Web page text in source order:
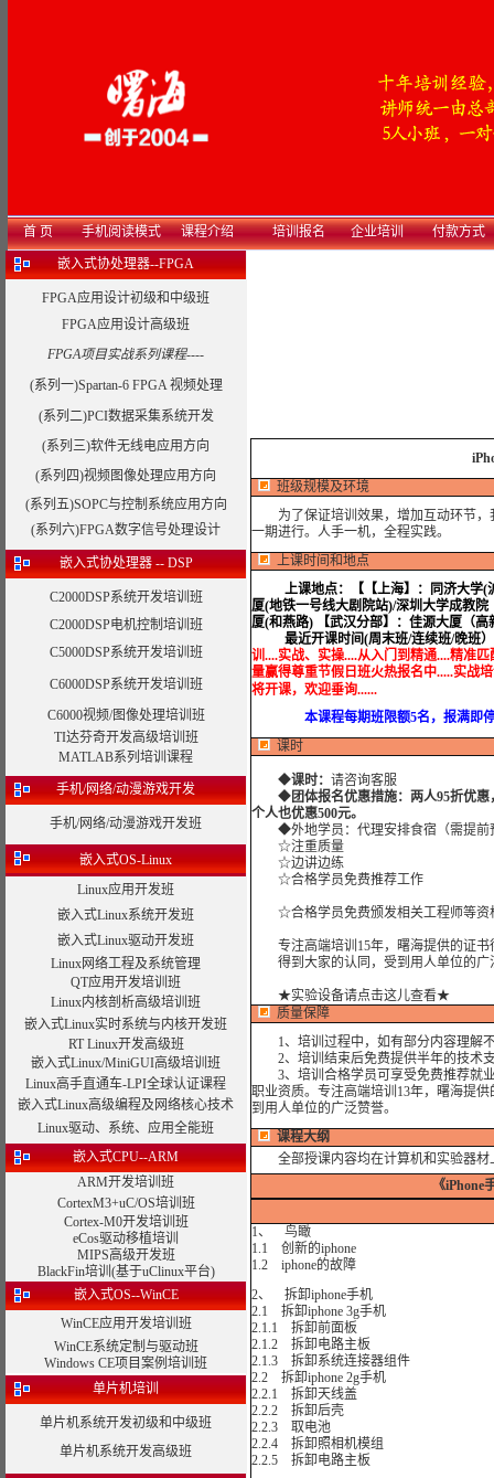
首 页 手机阅读模式 课程介绍 培训报名 企业培训 付款方式
嵌入式协处理器--FPGA
FPGA应用设计初级和中级班
FPGA应用设计高级班
FPGA项目实战系列课程----
(系列一)Spartan-6 FPGA 视频处理
(系列二)PCI数据采集系统开发
(系列三)软件无线电应用方向
(系列四)视频图像处理应用方向
(系列五)SOPC与控制系统应用方向
(系列六)FPGA数字信号处理设计
嵌入式协处理器 -- DSP
C2000DSP系统开发培训班
C2000DSP电机控制培训班
C5000DSP系统开发培训班
C6000DSP系统开发培训班
C6000视频/图像处理培训班
TI达芬奇开发高级培训班
MATLAB系列培训课程
手机/网络/动漫游戏开发
手机/网络/动漫游戏开发班
嵌入式OS-Linux
Linux应用开发班
嵌入式Linux系统开发班
嵌入式Linux驱动开发班
Linux网络工程及系统管理
QT应用开发培训班
Linux内核剖析高级培训班
嵌入式Linux实时系统与内核开发班
RT Linux开发高级班
嵌入式Linux/MiniGUI高级培训班
Linux高手直通车-LPI全球认证课程
嵌入式Linux高级编程及网络核心技术
Linux驱动、系统、应用全能班
嵌入式CPU--ARM
ARM开发培训班
CortexM3+uC/OS培训班
Cortex-M0开发培训班
eCos驱动移植培训
MIPS高级开发班
BlackFin培训(基于uClinux平台)
嵌入式OS--WinCE
WinCE应用开发培训班
WinCE系统定制与驱动班
Windows CE项目案例培训班
单片机培训
单片机系统开发初级和中级班
单片机系统开发高级班
班级规模及环境
为了保证培训效果，增加互动环节，
一期进行。人手一机，全程实践。
上课时间和地点
上课地点：
【【上海】：同济大学
厦(地铁一号线大剧院站)/深圳大学成教
厦(和燕路) 【武汉分部】：佳源大厦（
最近开课时间(周末班/连续班/晚班
训....实战、实操....从入门到精通....精准
量赢得尊重节假日班火热报名中.....实战
将开课，欢迎垂询......
本课程每期班限额5名，报满即停
课时
◆课时： 请咨询客服
◆团体报名优惠措施：两人95折优
个人也优惠500元。
◆外地学员：代理安排食宿（需提前
☆注重质量
☆边讲边练
☆合格学员免费推荐工作
☆合格学员免费颁发相关工程师等资
专注高端培训15年，曙海提供的证书
得到大家的认同，受到用人单位的广
★实验设备请点击这儿查看★
质量保障
1、培训过程中，如有部分内容理解
2、培训结束后免费提供半年的技术
3、培训合格学员可享受免费推荐就
职业资质。专注高端培训13年，曙海提
到用人单位的广泛赞誉。
课程大纲
全部授课内容均在计算机和实验器材
《iPhone
1、 鸟瞰
1.1 创新的iphone
1.2 iphone的故障
2、 拆卸iphone手机
2.1 拆卸iphone 3g手机
2.1.1 拆卸前面板
2.1.2 拆卸电路主板
2.1.3 拆卸系统连接器组件
2.2 拆卸iphone 2g手机
2.2.1 拆卸天线盖
2.2.2 拆卸后壳
2.2.3 取电池
2.2.4 拆卸照相机模组
2.2.5 拆卸电路主板